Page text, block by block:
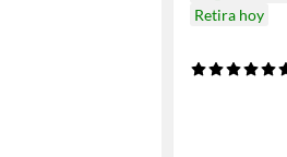
Retira hoy